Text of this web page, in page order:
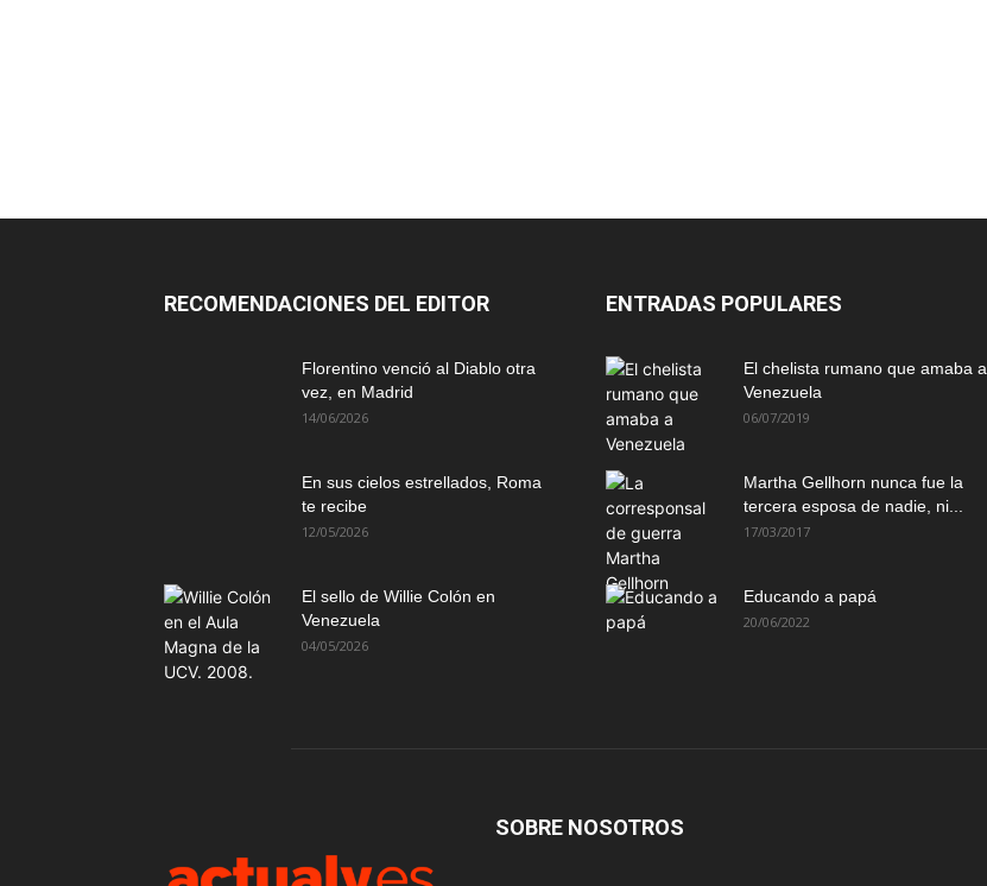
RECOMENDACIONES DEL EDITOR
Florentino venció al Diablo otra
vez, en Madrid
14/06/2026
En sus cielos estrellados, Roma
te recibe
12/05/2026
El sello de Willie Colón en
Venezuela
04/05/2026
ENTRADAS POPULARES
El chelista rumano que amaba a
Venezuela
06/07/2019
Martha Gellhorn nunca fue la
tercera esposa de nadie, ni...
17/03/2017
Educando a papá
20/06/2022
SOBRE NOSOTROS